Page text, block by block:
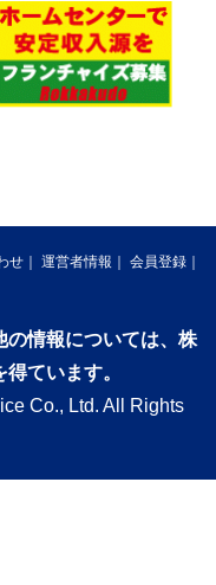
せ 運営者情報
会員登録
の情報については、株
ています。
Co., Ltd. All Rights